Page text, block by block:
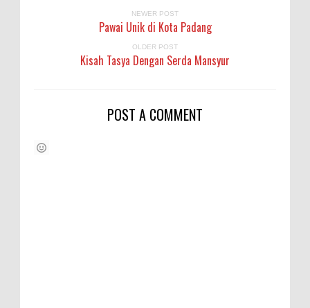
NEWER POST
Pawai Unik di Kota Padang
OLDER POST
Kisah Tasya Dengan Serda Mansyur
POST A COMMENT